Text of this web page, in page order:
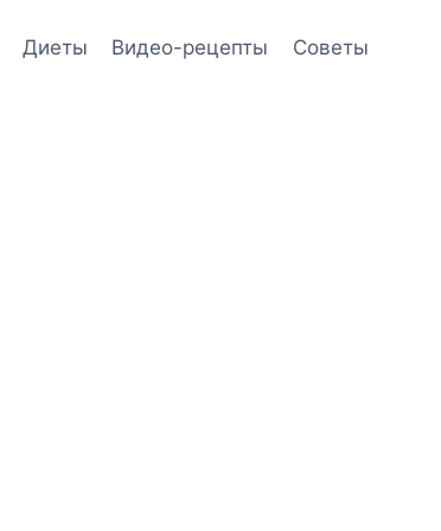
Диеты Видео-рецепты Советы